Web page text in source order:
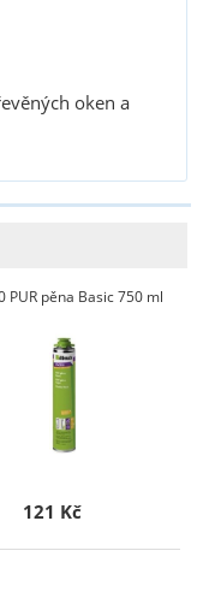
oken a
PUR pěna Basic 750 ml
121 Kč